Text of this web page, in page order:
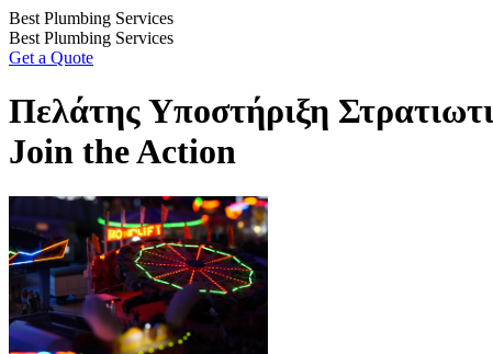
Skip
to
content
Best Plumbing Services
Best Plumbing Services
Get a Quote
Πελάτης Υποστήριξη
Join the Action